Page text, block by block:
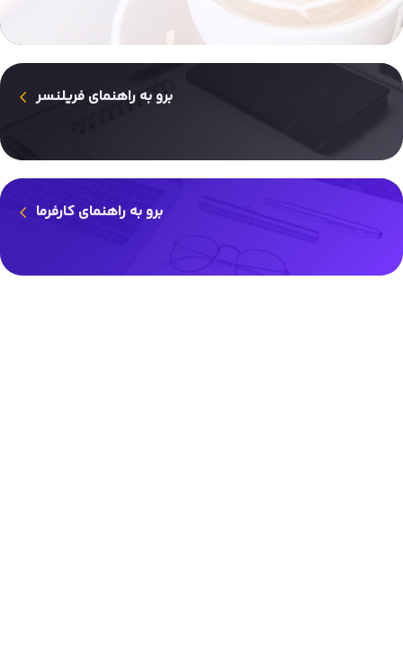
برو به راهنمای فریلنسر
برو به راهنمای کارفرما